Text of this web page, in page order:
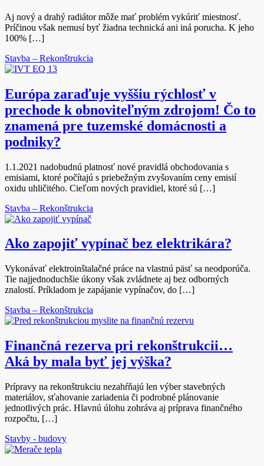
Aj nový a drahý radiátor môže mať problém vykúriť miestnosť.
Príčinou však nemusí byť žiadna technická ani iná porucha. K jeho
100% […]
Stavba – Rekonštrukcia
Európa zaraďuje vyššiu rýchlosť v
prechode k obnoviteľným zdrojom! Čo to
znamená pre tuzemské domácnosti a
podniky?
1.1.2021 nadobudnú platnosť nové pravidlá obchodovania s
emisiami, ktoré počítajú s priebežným zvyšovaním ceny emisií
oxidu uhličitého. Cieľom nových pravidiel, ktoré sú […]
Stavba – Rekonštrukcia
Ako zapojiť vypínač bez elektrikára?
Vykonávať elektroinštalačné práce na vlastnú päsť sa neodporúča.
Tie najjednoduchšie úkony však zvládnete aj bez odborných
znalostí. Príkladom je zapájanie vypínačov, do […]
Stavba – Rekonštrukcia
Finančná rezerva pri rekonštrukcii…
Aká by mala byť jej výška?
Prípravy na rekonštrukciu nezahŕňajú len výber stavebných
materiálov, sťahovanie zariadenia či podrobné plánovanie
jednotlivých prác. Hlavnú úlohu zohráva aj príprava finančného
rozpočtu, […]
Stavby - budovy